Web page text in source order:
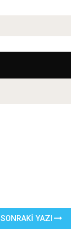
SONRAKI YAZI